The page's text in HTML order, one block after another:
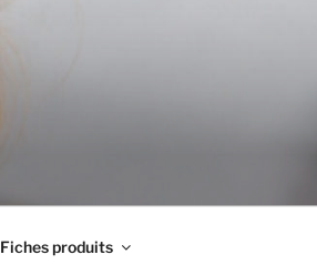
Fiches produits